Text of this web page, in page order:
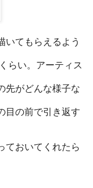
いてもらえるよう
らい。アーティス
先がどんな様子な
目の前で引き返す
ておいてくれたら